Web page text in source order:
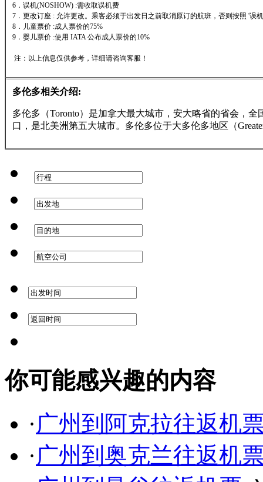
6．误机(NOSHOW) :需收取误机费
7．更改订座 : 允许更改。乘客必须于出发日之前取消原订的航班，否则按照 '误
8．儿童票价 :成人票价的75%
9．婴儿票价 :使用 IATA 公布成人票价的10%
注：以上信息仅供参考，详细请咨询客服！
多伦多相关介绍:
多伦多（Toronto）是加拿大最大城市，安大略省的省会，
口，是北美洲第五大城市。多伦多位于大多伦多地区（
你可能感兴趣的内容
·广州到阿克拉往返机
·广州到奥克兰往返机